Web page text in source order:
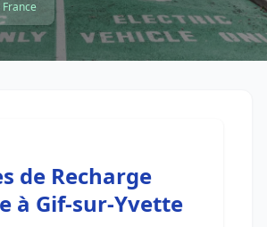
de Recharge
à Gif-sur-Yvette